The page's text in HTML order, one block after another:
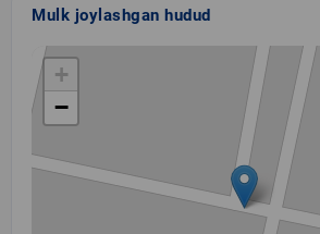
Mulk joylashgan hudud
+
−